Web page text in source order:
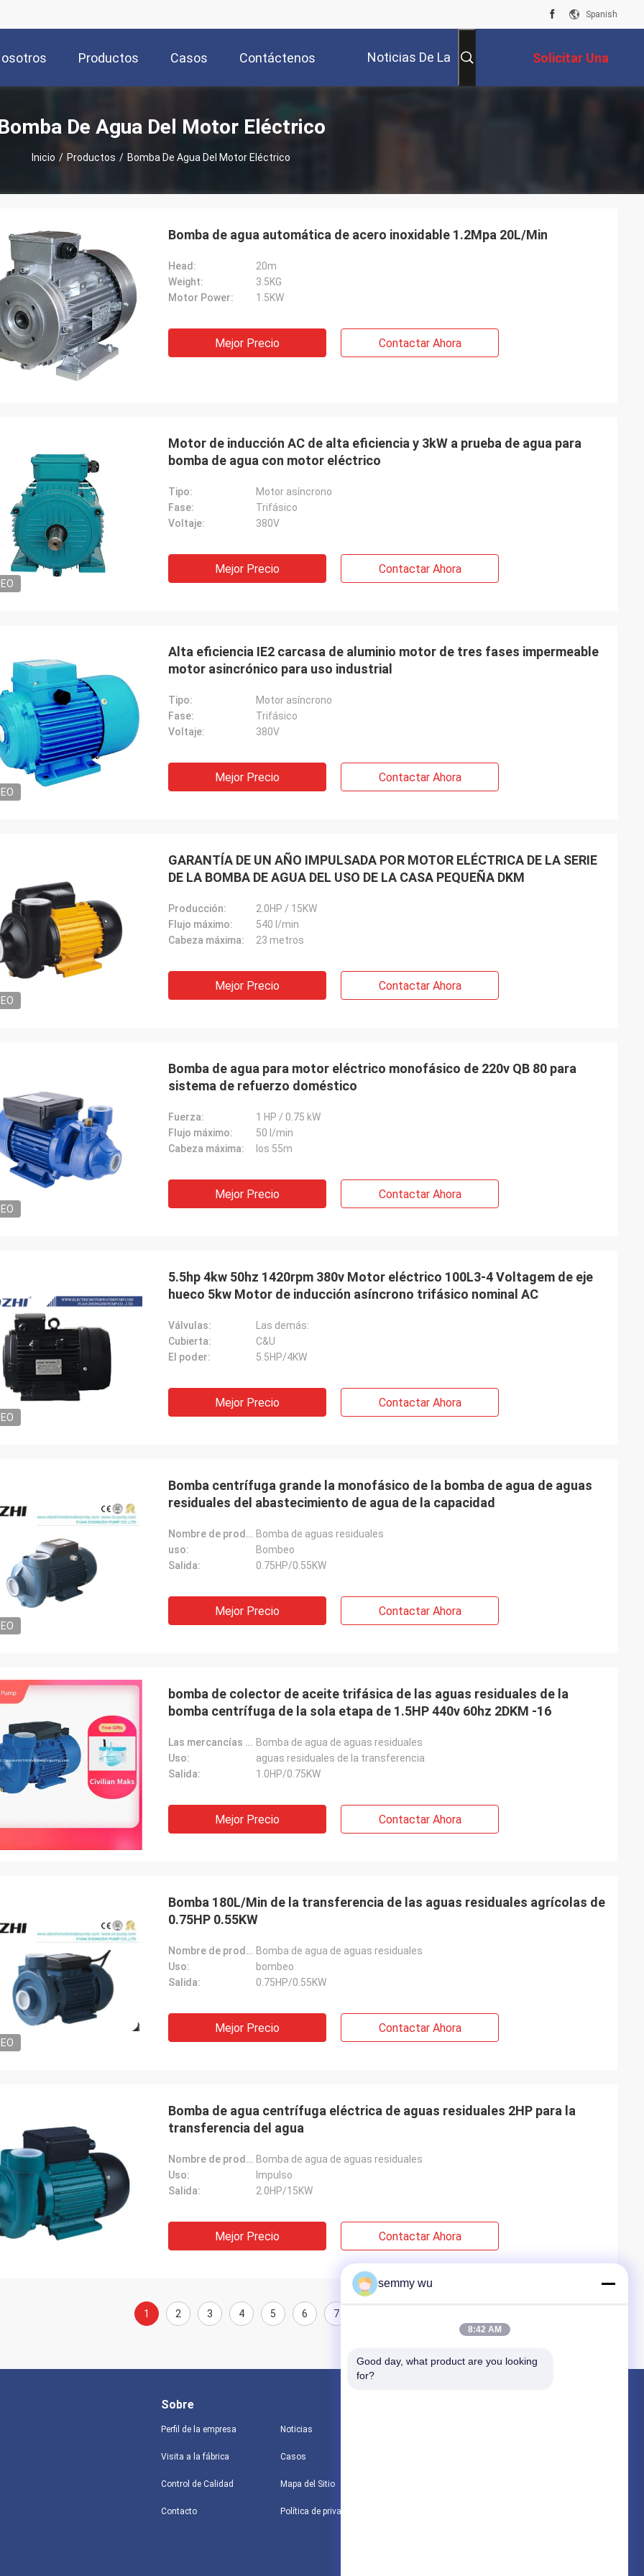
Spanish
Productos Casos Contáctenos Noticias De La Solicitar Una
Cotización
De Agua Del Motor Eléctrico
Inicio / Productos / Bomba De Agua Del Motor Eléctrico
Kimwolo de Mr.Reuben
grandes fabricantes,
con sus productos.
Han estado trabajando junto por más de 3
años muy de profesional. todos los
Bomba de agua automática de acero inoxidable 1.2Mpa 20L/Min
Head:
20m
Weight:
3.5KG
Motor Power:
1.5KW
Mejor Precio Contactar Ahora
Motor de inducción AC de alta eficiencia y 3kW a prueba de agua para
bomba de agua con motor eléctrico
Tipo:
Motor asíncrono
Fase:
Trifásico
Voltaje:
380V
Mejor Precio Contactar Ahora
Alta eficiencia IE2 carcasa de aluminio motor de tres fases impermeable
motor asincrónico para uso industrial
Tipo:
Motor asíncrono
Fase:
Trifásico
Voltaje:
380V
Mejor Precio Contactar Ahora
GARANTÍA DE UN AÑO IMPULSADA POR MOTOR ELÉCTRICA DE LA SERIE
DE LA BOMBA DE AGUA DEL USO DE LA CASA PEQUEÑA DKM
Producción:
2.0HP / 15KW
Flujo máximo:
540 l/min
Cabeza máxima:
23 metros
Mejor Precio Contactar Ahora
Bomba de agua para motor eléctrico monofásico de 220v QB 80 para
sistema de refuerzo doméstico
Fuerza:
1 HP / 0.75 kW
Flujo máximo:
50 l/min
Cabeza máxima:
los 55m
Mejor Precio Contactar Ahora
5.5hp 4kw 50hz 1420rpm 380v Motor eléctrico 100L3-4 Voltagem de eje
hueco 5kw Motor de inducción asíncrono trifásico nominal AC
Válvulas:
Las demás:
Cubierta:
C&U
El poder:
5.5HP/4KW
Mejor Precio Contactar Ahora
Bomba centrífuga grande la monofásico de la bomba de agua de aguas
residuales del abastecimiento de agua de la capacidad
Nombre de producto: Bomba de aguas residuales
uso:
Bombeo
Salida:
0.75HP/0.55KW
Mejor Precio Contactar Ahora
bomba de colector de aceite trifásica de las aguas residuales de la
bomba centrífuga de la sola etapa de 1.5HP 440v 60hz 2DKM -16
Las mercancías nombran: Bomba de agua de aguas residuales
Uso:
aguas residuales de la transferencia
Salida:
1.0HP/0.75KW
Mejor Precio Contactar Ahora
Bomba 180L/Min de la transferencia de las aguas residuales agrícolas de
0.75HP 0.55KW
Nombre de producto: Bomba de agua de aguas residuales
Uso:
bombeo
Salida:
0.75HP/0.55KW
Mejor Precio Contactar Ahora
Bomba de agua centrífuga eléctrica de aguas residuales 2HP para la
transferencia del agua
Nombre de productos: Bomba de agua de aguas residuales
Uso:
Impulso
Salida:
2.0HP/15KW
Mejor Precio Contactar Ahora
1 2 3 4 5 6 7
Sobre
Perfil de la empresa
Visita a la fábrica
Control de Calidad
Contacto
Noticias
Casos
Mapa del Sitio
Política de privacidad
semmy wu
8:42 AM
Good day, what product are you looking
for?